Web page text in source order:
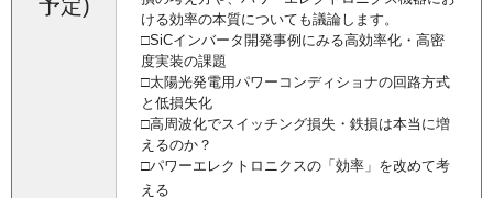
予定)
ける効率の本質についても議論します。
□SiCインバータ開発事例にみる高効率化・高密
度実装の課題
□太陽光発電用パワーコンディショナの回路方式
と低損失化
□高周波化でスイッチング損失・鉄損は本当に増
えるのか？
□パワーエレクトロニクスの「効率」を改めて考
える